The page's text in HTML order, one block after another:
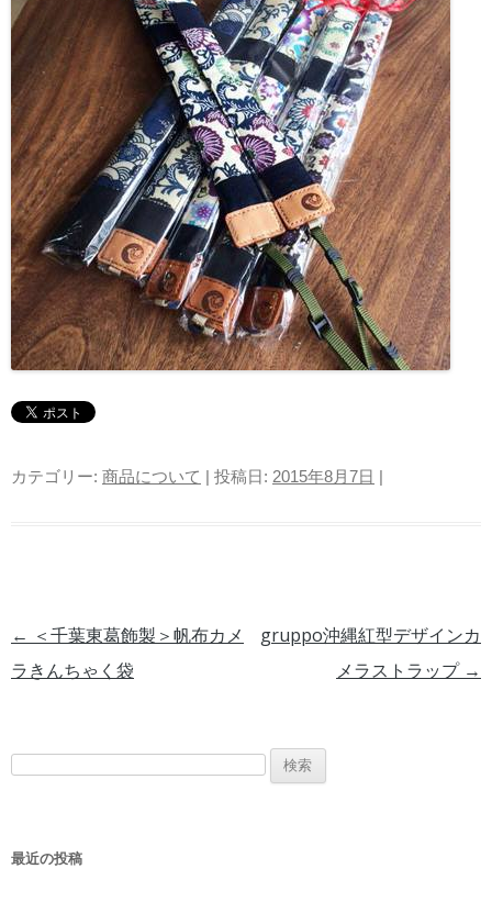
カテゴリー: 商品について | 投稿日: 2015年8月7日
投稿ナビゲーション
← ＜千葉東葛飾製＞帆布カメ
ラきんちゃく袋
gruppo沖縄紅型デザインカ
メラストラップ →
検索:
最近の投稿